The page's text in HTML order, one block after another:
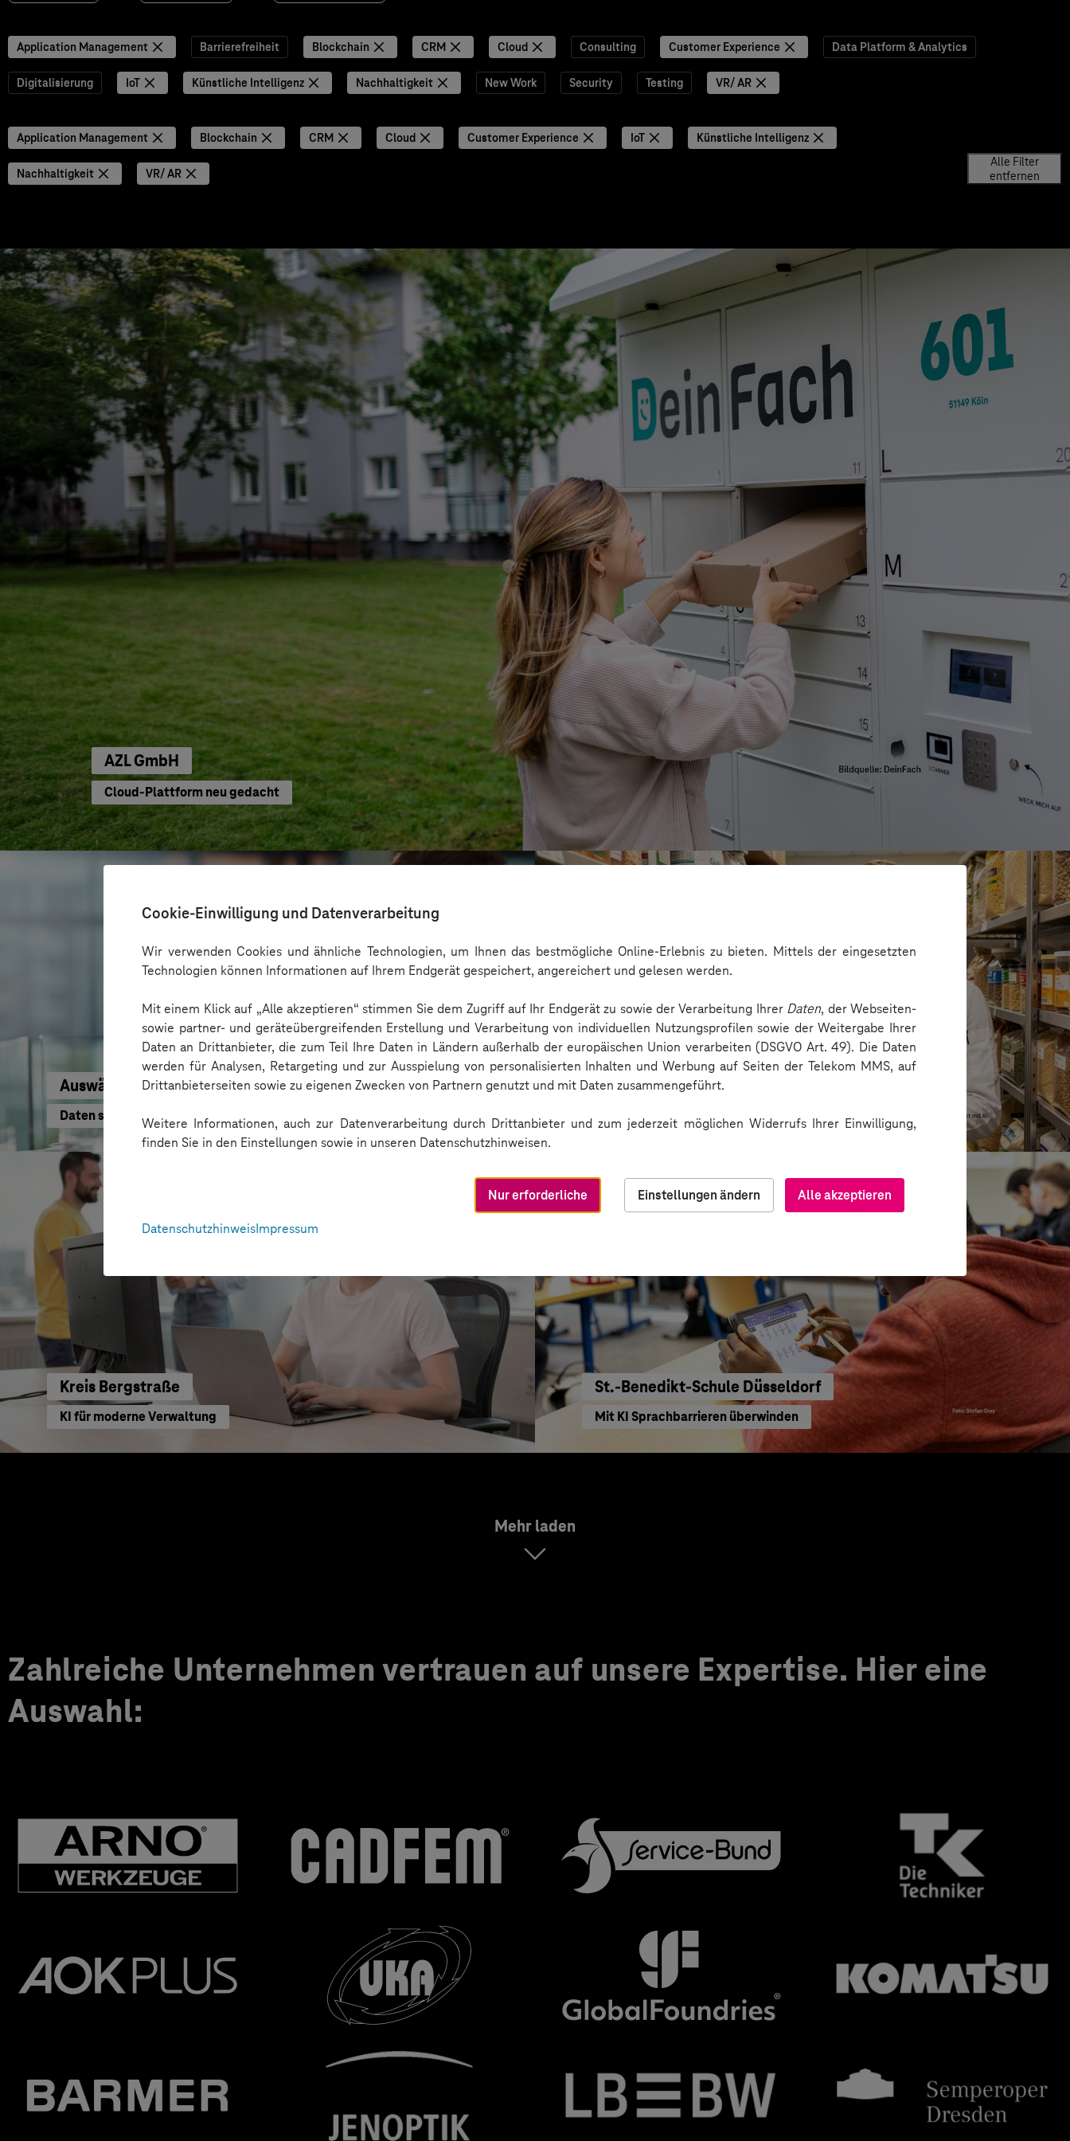
Cookie-Einwilligung und Datenverarbeitung
Wir verwenden Cookies und ähnliche Technologien, um Ihnen das bestmögliche Online-Erlebnis zu bieten. Mittels der eingesetzten
Technologien können Informationen auf Ihrem Endgerät gespeichert, angereichert und gelesen werden.
Mit einem Klick auf „Alle akzeptieren“ stimmen Sie dem Zugriff auf Ihr Endgerät zu sowie der Verarbeitung Ihrer Daten, der Webseiten-
sowie partner- und geräteübergreifenden Erstellung und Verarbeitung von individuellen Nutzungsprofilen sowie der Weitergabe Ihrer
Daten an Drittanbieter, die zum Teil Ihre Daten in Ländern außerhalb der europäischen Union verarbeiten (DSGVO Art. 49). Die Daten
werden für Analysen, Retargeting und zur Ausspielung von personalisierten Inhalten und Werbung auf Seiten der Telekom MMS, auf
Drittanbieterseiten sowie zu eigenen Zwecken von Partnern genutzt und mit Daten zusammengeführt.
Weitere Informationen, auch zur Datenverarbeitung durch Drittanbieter und zum jederzeit möglichen Widerrufs Ihrer Einwilligung,
finden Sie in den Einstellungen sowie in unseren Datenschutzhinweisen.
Alle akzeptieren
Nur erforderliche
Einstellungen ändern
DatenschutzhinweisImpressum
Application Management Barrierefreiheit Blockchain CRM Cloud Consulting Customer Experience Data Platform & Analytics
Digitalisierung IoT Künstliche Intelligenz Nachhaltigkeit New Work Security Testing VR/ AR
Application Management Blockchain CRM Cloud Customer Experience IoT Künstliche Intelligenz
Nachhaltigkeit VR/ AR
Alle Filter
entfernen
AZL GmbH
Cloud-Plattform neu gedacht
Auswärtiges Amt
Daten schneller nutzen
Service-Bund
Einkaufen mit KI neu gedacht
Kreis Bergstraße
KI für moderne Verwaltung
St.-Benedikt-Schule Düsseldorf
Mit KI Sprachbarrieren überwinden
Mehr laden
Zahlreiche Unternehmen vertrauen auf unsere Expertise. Hier eine
Auswahl: